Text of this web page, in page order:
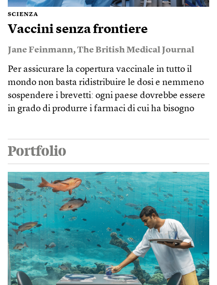
SCIENZA
Vaccini senza frontiere
Jane Feinmann,The British Medical Journal
Per assicurare la copertura vaccinale in tutto il
mondo non basta ridistribuire le dosi e nemmeno
sospendere i brevetti: ogni paese dovrebbe essere
in grado di produrre i farmaci di cui ha bisogno
Portfolio